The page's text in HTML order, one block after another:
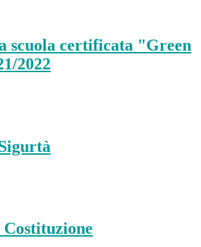
scuola certificata "Green
2022